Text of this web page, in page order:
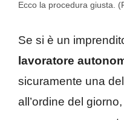
Ecco la procedura giusta.
Se si è un
lavoratore
sicuramente una
all’ordine del